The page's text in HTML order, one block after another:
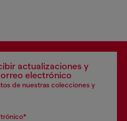
actualizaciones y
electrónico
de nuestras colecciones y